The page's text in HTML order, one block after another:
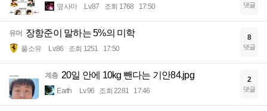
옆사마 Lv.87 조회 1768 17:50 댓글
유머 장항준이 말하는 5%의 미학
풀소유 Lv.86 조회 1251 17:50
8
댓글
계층 20일 안에 10kg 뺀다는 기안84.jpg
Earth Lv.96 조회 2281 17:46
2
댓글